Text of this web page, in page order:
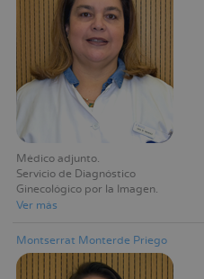
Médico adjunto
Servicio de Diagnóstico
Ginecológico por la Imagen
Ver más
Montserrat Monterde Priego